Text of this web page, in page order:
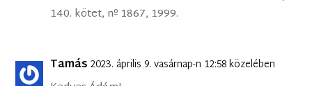
140. kötet, nº 1867, 1999.
Tamás 2023. április 9. vasárnap-n 12:58 közelében